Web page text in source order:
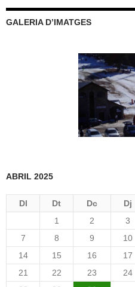
GALERIA D’IMATGES
ABRIL 2025
Dl Dt Dc Dj
1
2 3
7
8 9 10
14
15 16 17
21
22 23 24